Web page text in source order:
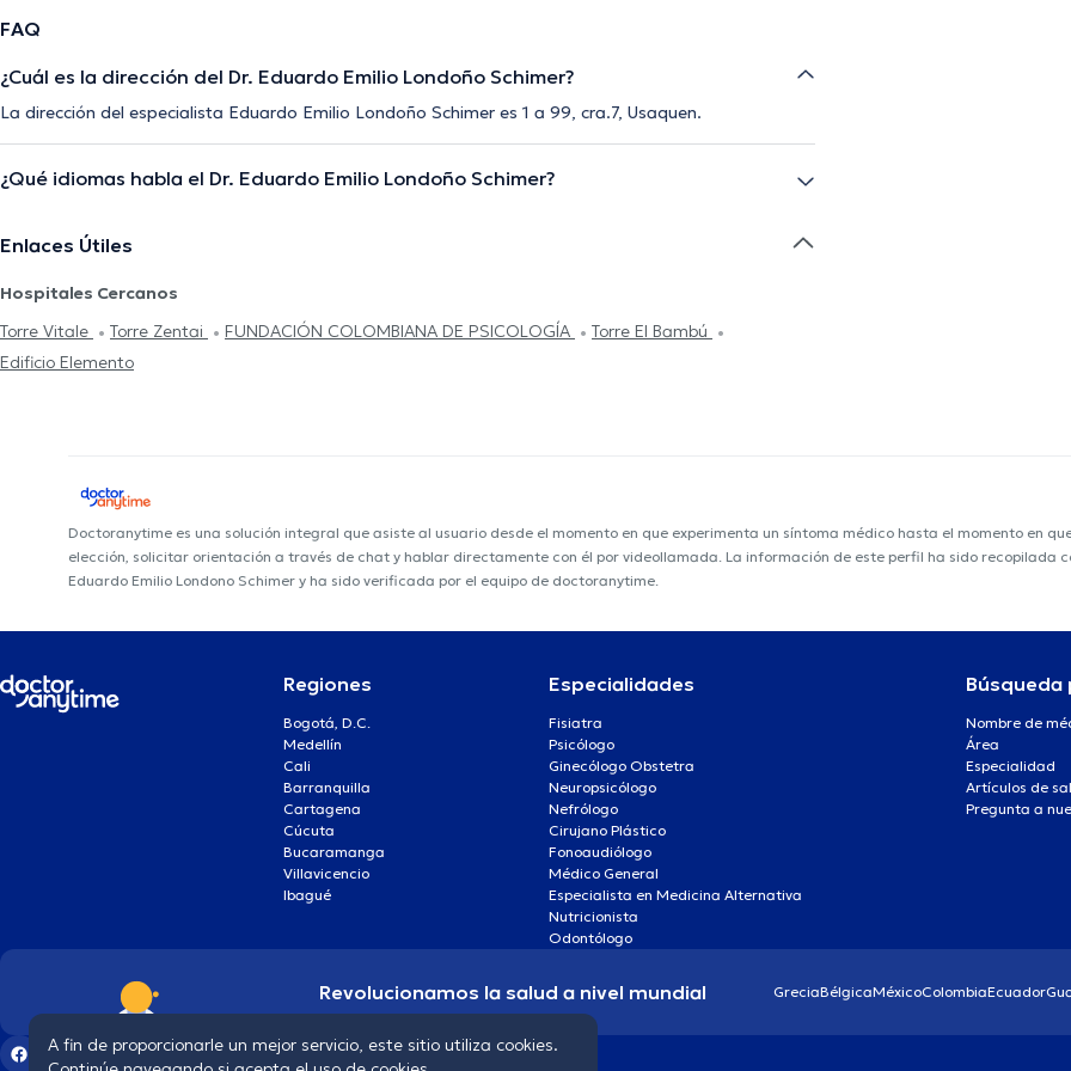
FAQ
¿Cuál es la dirección del Dr. Eduardo Emilio Londoño Schimer?
La dirección del especialista Eduardo Emilio Londoño Schimer es 1 a 99, cra.7, Usaquen.
¿Qué idiomas habla el Dr. Eduardo Emilio Londoño Schimer?
Enlaces Útiles
Hospitales Cercanos
Torre Vitale
Torre Zentai FUNDACIÓN COLOMBIANA DE PSICOLOGÍA
Torre El Bambú
Edificio Elemento
Doctoranytime es una solución integral que asiste al usuario desde el momento en que experimenta un síntoma médico hasta el momento en
elección, solicitar orientación a través de chat y hablar directamente con él por videollamada. La información de este perfil ha sido recopilada
Eduardo Emilio Londono Schimer y ha sido verificada por el equipo de doctoranytime.
Regiones
Bogotá, D.C.
Medellín
Cali
Barranquilla
Cartagena
Cúcuta
Bucaramanga
Villavicencio
Ibagué
Especialidades
Fisiatra
Psicólogo
Ginecólogo Obstetra
Neuropsicólogo
Nefrólogo
Cirujano Plástico
Fonoaudiólogo
Médico General
Especialista en Medicina Alternativa
Nutricionista
Odontólogo
Búsqueda
Nombre de
Área
Especialidad
Artículos de
Pregunta a
Revolucionamos la salud a nivel mundial GreciaBélgicaMéxicoColombiaEcuador
A fin de proporcionarle un mejor servicio, este sitio utiliza cookies.